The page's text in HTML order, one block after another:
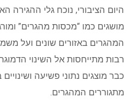
היום הציבורי, נוכח גלי ההגירה
מושגים כמו “מכסות מהגרים”
המהגרים באזורים שונים ועל
רבות מתייחסות אל השינוי
כבר מוצגים נתוני פשיעה
מתגוררים המהגרים.